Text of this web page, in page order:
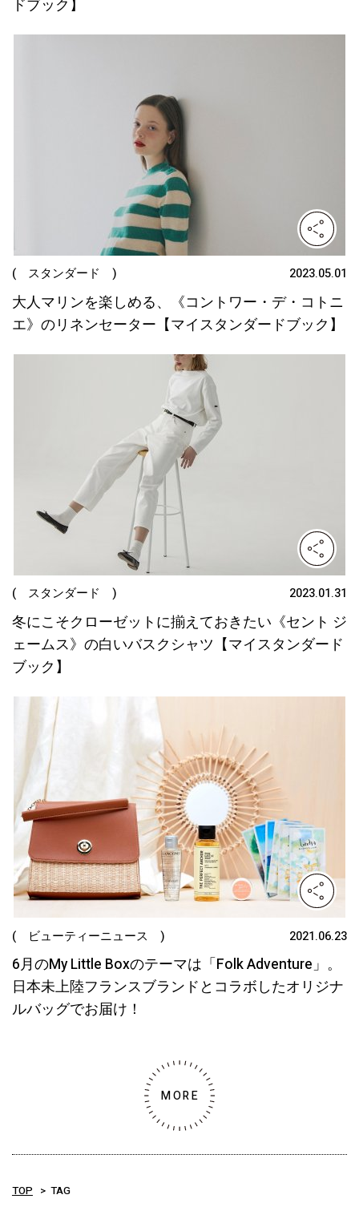
ドブック】
( スタンダード ) 2023.05.01
大人マリンを楽しめる、《コントワー・デ・コトニ
エ》のリネンセーター【マイスタンダードブック】
( スタンダード ) 2023.01.31
冬にこそクローゼットに揃えておきたい《セント ジ
ェームス》の白いバスクシャツ【マイスタンダード
ブック】
( ビューティーニュース ) 2021.06.23
6月のMy Little Boxのテーマは「Folk Adventure」。
日本未上陸フランスブランドとコラボしたオリジナ
ルバッグでお届け！
MORE
TOP TAG